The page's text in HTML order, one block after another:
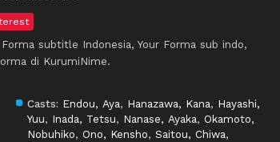
Forma subtitle Indonesia, Your Forma sub indo,
di KurumiNime.
Casts: Endou, Aya, Hanazawa, Kana, Hayashi,
Yuu, Inada, Tetsu, Nanase, Ayaka, Okamoto,
Nobuhiko, Ono, Kensho, Saitou, Chiwa,